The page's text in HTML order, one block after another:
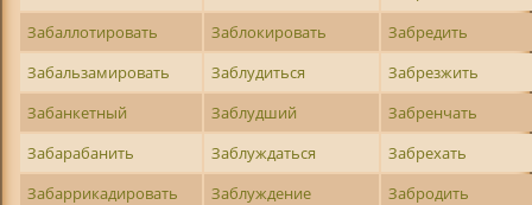
Забаллотировать
Заблокировать
Забредить
Забальзамировать
Заблудиться
Забрезжить
Забанкетный
Заблудший
Забренчать
Забарабанить
Заблуждаться
Забрехать
Забаррикадировать
Заблуждение
Забродить